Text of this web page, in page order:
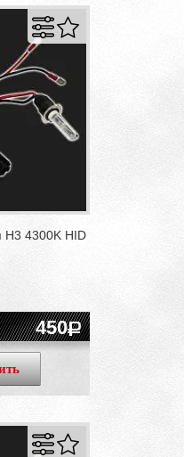
H3 4300K HID
450